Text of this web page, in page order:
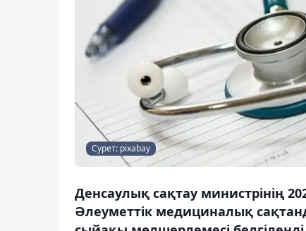
Сурет: pixabay
Денсаулық сақтау министрінің
Әлеуметтік медициналық